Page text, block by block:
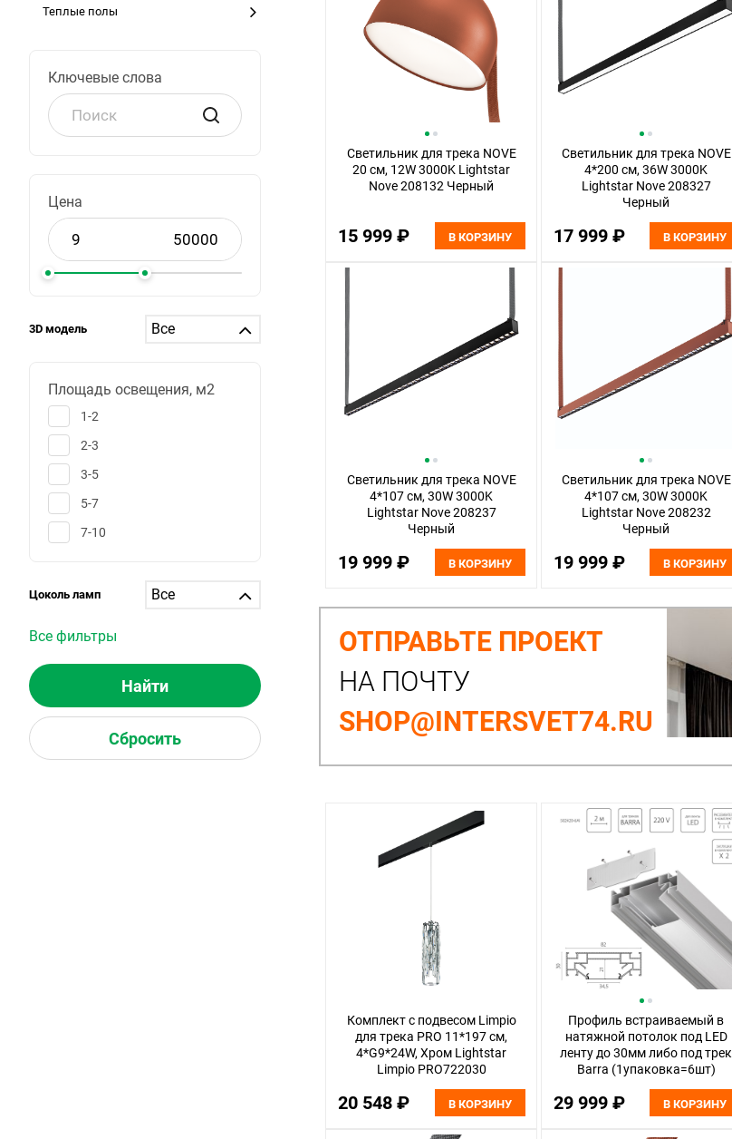
Теплые полы
Ключевые слова
Цена
3D модель
Площадь освещения, м2
1-2
2-3
3-5
5-7
7-10
12-15
20-25
больше 30
6
Цоколь ламп
Все фильтры
Светильник для трека NOVE
20 см, 12W 3000K Lightstar
Nove 208132 Черный
15 999 ₽ В КОРЗИНУ
Светильник для трека NOVE
4*200 см, 36W 3000K
Lightstar Nove 208327
Черный
17 999 ₽ В КОРЗИНУ
Светильник для трека NOVE
4*107 см, 30W 3000K
Lightstar Nove 208237
Черный
19 999 ₽ В КОРЗИНУ
Светильник для трека NOVE
4*107 см, 30W 3000K
Lightstar Nove 208232
Черный
19 999 ₽ В КОРЗИНУ
ОТПРАВЬТЕ ПРОЕКТ
НА ПОЧТУ
SHOP@INTERSVET74.RU
Комплект с подвесом Limpio
для трека PRO 11*197 см,
4*G9*24W, Хром Lightstar
Limpio PRO722030
20 548 ₽ В КОРЗИНУ
Профиль встраиваемый в
натяжной потолок под LED
ленту до 30мм либо под трек
Barra (1упаковка=6шт)
6AI, Алюминий
29 999 ₽ В КОРЗИНУ